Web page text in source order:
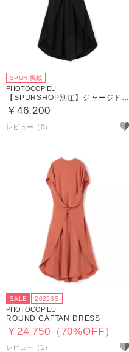
SPUR 掲載
PHOTOCOPIEU
【SPURSHOP別注】ジャージドレス
￥46,200
SALE 2025SS
PHOTOCOPIEU
ROUND CAFTAN DRESS
￥24,750（70%OFF）
レビュー（1）